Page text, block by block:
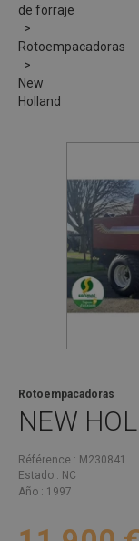
de forraje
Rotoempacadoras
New
Holland
NEW
Rotoempacadoras
Référence
M230841
Estado
NC
Año
1997